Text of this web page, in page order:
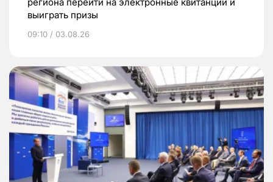
выиграть призы
09:10 / 03.08.26